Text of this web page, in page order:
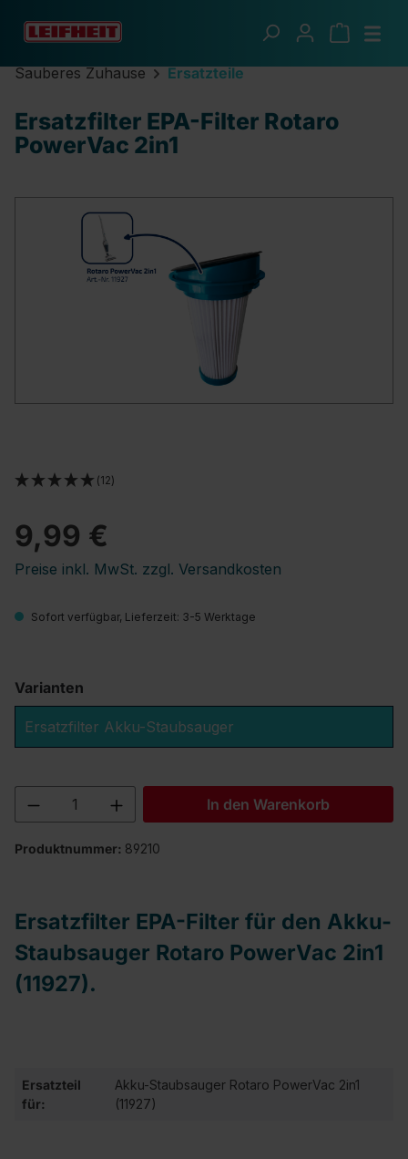
Zum Hauptinhalt springen
Sauberes Zuhause Ersatzteile
Ersatzfilter EPA-Filter Rotaro
PowerVac 2in1
9,99 €
Preise inkl. MwSt. zzgl. Versandkosten
(12)
Sofort verfügbar, Lieferzeit: 3-5 Werktage
Varianten
Ersatzfilter Akku-Staubsauger
Produkt Anzahl: Gib den gewünschten
In den Warenkorb
Produktnummer: 89210
Ersatzfilter EPA-Filter für den Akku-
Staubsauger Rotaro PowerVac 2in1
(11927).
Ersatzteil
für:
Akku-Staubsauger Rotaro PowerVac 2in1
(11927)